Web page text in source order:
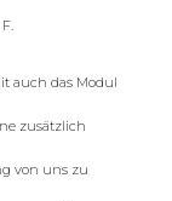
auch das Modul
zusätzlich
von uns zu